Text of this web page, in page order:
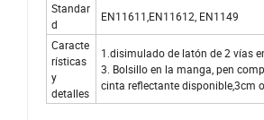
Standar
d
EN11611,EN11612, EN1149
Caracte
rísticas
y
detalles
1.disimulado de latón de 2 vías
3. Bolsillo en la manga, pen
cinta reflectante disponible,3cm